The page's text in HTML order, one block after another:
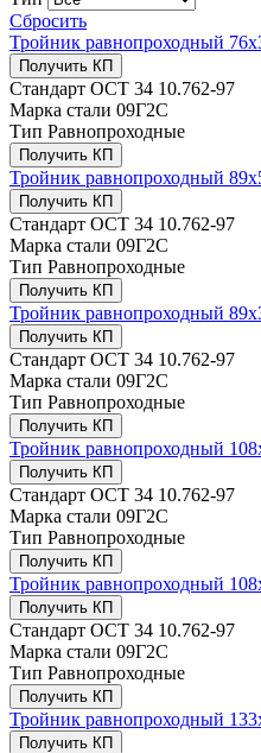
Сбросить
Тройник равнопроходный
Получить КП
Стандарт ОСТ 34 10.762-97
Марка стали 09Г2С
Тип Равнопроходные
Получить КП
Тройник равнопроходный
Получить КП
Стандарт ОСТ 34 10.762-97
Марка стали 09Г2С
Тип Равнопроходные
Получить КП
Тройник равнопроходный
Получить КП
Стандарт ОСТ 34 10.762-97
Марка стали 09Г2С
Тип Равнопроходные
Получить КП
Тройник равнопроходный
Получить КП
Стандарт ОСТ 34 10.762-97
Марка стали 09Г2С
Тип Равнопроходные
Получить КП
Тройник равнопроходный
Получить КП
Стандарт ОСТ 34 10.762-97
Марка стали 09Г2С
Тип Равнопроходные
Получить КП
Тройник равнопроходный
Получить КП